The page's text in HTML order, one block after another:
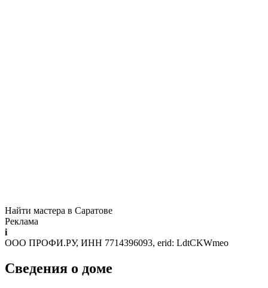
Найти мастера в Саратове
Реклама
i
ООО ПРОФИ.РУ, ИНН 7714396093, erid: LdtCKWmeo
Сведения о доме